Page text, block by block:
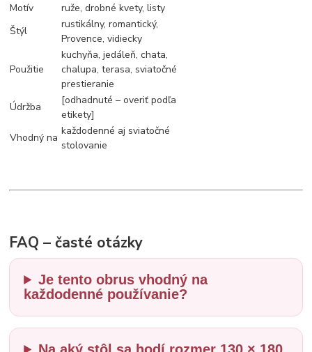
Motív
ruže, drobné kvety, listy
Štýl
rustikálny, romantický,
Provence, vidiecky
Použitie
kuchyňa, jedáleň, chata,
chalupa, terasa, sviatočné
prestieranie
Údržba
[odhadnuté – overiť podľa
etikety]
Vhodný na
každodenné aj sviatočné
stolovanie
FAQ – časté otázky
Je tento obrus vhodný na
každodenné používanie?